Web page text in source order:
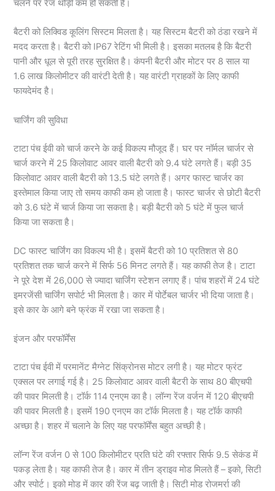
चलने पर रेंज थोड़ी कम हो सकती है।
बैटरी को लिक्विड कूलिंग सिस्टम मिलता है। यह सिस्टम बैटरी को ठंडा रखने में
मदद करता है। बैटरी को IP67 रेटिंग भी मिली है। इसका मतलब है कि बैटरी
पानी और धूल से पूरी तरह सुरक्षित है। कंपनी बैटरी और मोटर पर 8 साल या
1.6 लाख किलोमीटर की वारंटी देती है। यह वारंटी ग्राहकों के लिए काफी
फायदेमंद है।
चार्जिंग की सुविधा
टाटा पंच ईवी को चार्ज करने के कई विकल्प मौजूद हैं। घर पर नॉर्मल चार्जर से
चार्ज करने में 25 किलोवाट आवर वाली बैटरी को 9.4 घंटे लगते हैं। बड़ी 35
किलोवाट आवर वाली बैटरी को 13.5 घंटे लगते हैं। अगर फास्ट चार्जर का
इस्तेमाल किया जाए तो समय काफी कम हो जाता है। फास्ट चार्जर से छोटी बैटरी
को 3.6 घंटे में चार्ज किया जा सकता है। बड़ी बैटरी को 5 घंटे में फुल चार्ज
किया जा सकता है।
DC फास्ट चार्जिंग का विकल्प भी है। इसमें बैटरी को 10 प्रतिशत से 80
प्रतिशत तक चार्ज करने में सिर्फ 56 मिनट लगते हैं। यह काफी तेज है। टाटा
ने पूरे देश में 26,000 से ज्यादा चार्जिंग स्टेशन लगाए हैं। पांच शहरों में 24 घंटे
इमरजेंसी चार्जिंग सपोर्ट भी मिलता है। कार में पोर्टेबल चार्जर भी दिया जाता है।
इसे कार के आगे बने फ्रंक में रखा जा सकता है।
इंजन और परफॉर्मेंस
टाटा पंच ईवी में परमानेंट मैग्नेट सिंक्रोनस मोटर लगी है। यह मोटर फ्रंट
एक्सल पर लगाई गई है। 25 किलोवाट आवर वाली बैटरी के साथ 80 बीएचपी
की पावर मिलती है। टॉर्क 114 एनएम का है। लॉन्ग रेंज वर्जन में 120 बीएचपी
की पावर मिलती है। इसमें 190 एनएम का टॉर्क मिलता है। यह टॉर्क काफी
अच्छा है। शहर में चलाने के लिए यह परफॉर्मेंस बहुत अच्छी है।
लॉन्ग रेंज वर्जन 0 से 100 किलोमीटर प्रति घंटे की रफ्तार सिर्फ 9.5 सेकंड में
पकड़ लेता है। यह काफी तेज है। कार में तीन ड्राइव मोड मिलते हैं – इको, सिटी
और स्पोर्ट। इको मोड में कार की रेंज बढ़ जाती है। सिटी मोड रोजमर्रा की